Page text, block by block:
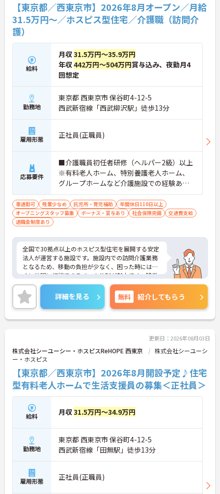
★おすすめPOINT★
【「看取り・難病ケアのプロ」として成長できる環
境が整っています】
・がん末期・神経難病の方に特化したホスピス型住
宅ならではの専門的なスキルを、日常業務の中で習
得することができます
・入社時は先輩スタッフの同行訪問からスタートす
るため、訪問介護未経験の方も安心して業務に慣れ
ることができます
・訪問診療医と24時間連携し、チームで看取りに取
り組む体制が整っているため、「看取りのプロ」と
して他施設では得られない経験を積むことができま
【頑張りがしっかり給与・評価に反映される職場で
す】
・介護福祉士手当25,000円、処遇改善手当78,000
・入社半年でリーダーを任されたスタッフの実績が
あるなど、年次にかかわらず頑張りが評価され、キ
ャリアアップを実現できる職場環境です
【働きやすい休日・残業面と、長く安心して働ける
福利厚生が魅力です】
・月9日公休に加え、夏季・冬季休暇各3日が確保さ
れており（年間休日113日）、オンオフのメリハリ
をつけて働くことができます。
・全社平均残業月5時間程度と、業界平均を大きく
下回る少ない残業時間を実現しています
・退職金制度（勤続3年以上）・保育手当・育児短
時間勤務・マインドフルネスプログラムなど、長期
的に安心して働き続けるための制度が充実していま
【東京都／西東京市】2026年8月オープン／月給
31.5万円～／ホスピス型住宅／介護職（訪問介
護）
給料
月収31.5万円～35.9万円
年収442万円～504万円賞与込み、夜勤月4
回想定
勤務地
東京都 西東京市 保谷町4-12-5
西武新宿線「西武柳沢駅」徒歩13分
雇用形態 正社員(正職員)
応募要件
■介護職員初任者研修（ヘルパー2級）以上
※有料老人ホーム、特別養護老人ホーム、
グループホームなど介護施設での経験ある
方歓迎 ※ホスピス勤務（訪問介護）や「看
取り」が初めての方も可
車通勤可 残業少なめ 託児所・育児補助
年間休日110日以上
オープニングスタッフ募集
ボーナス・賞与あり 社会保険完備
交通費支給
退職金制度あり
全国で30拠点以上のホスピス型住宅を展開する安定
法人が運営する施設です。施設内での訪問介護業務
となるため、移動の負担が少なく、困った時にはす
ぐに仲間に相談できるチーム体制が魅力です。残業
は全社平均残業月5時間程度と少なく、3日以上の連
続休暇で支援金が支給される独自の制度や、美容皮
膚科などの割引が受けられる福利厚生も充実してい
ます。ホスピスケアが初めてでも、充実した入社時
研修と資格取得支援制度を活用し、専門性を高めな
す。ご入居者さまの生きる喜びに寄り添いながらチ
ームで協力しながらより良いケアを提供したい方に
ぴったりの環境です。
★おすすめPOINT★
【「看取り・難病ケアのプロ」として成長できる環
境が整っています】
・がん末期・神経難病の方に特化したホスピス型住
宅ならではの専門的なスキルを、日常業務の中で習
得することができます
るため、訪問介護未経験の方も安心して業務に慣れ
ることができます
・訪問診療医と24時間連携し、チームで看取りに取
り組む体制が整っているため、「看取りのプロ」と
して他施設では得られない経験を積むことができま
す
詳細を見る 無料 紹介してもらう
更新日：2026年08月03日
株式会社シーユーシー・ホスピスReHOPE 西東京
株式会社シーユーシ
ー・ホスピス
【東京都／西東京市】2026年8月開設予定♪住宅
型有料老人ホームで生活支援員の募集＜正社員＞
給料 月収31.5万円～34.9万円
勤務地
東京都 西東京市 保谷町4-12-5
西武新宿線「田無駅」徒歩13分
雇用形態 正社員(正職員)